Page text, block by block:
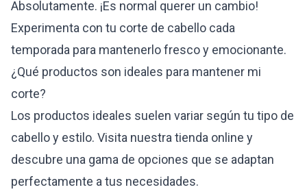
Absolutamente. ¡Es normal querer un cambio!
Experimenta con tu corte de cabello cada
temporada para mantenerlo fresco y emocionante.
¿Qué productos son ideales para mantener mi
corte?
Los productos ideales suelen variar según tu tipo de
cabello y estilo. Visita nuestra tienda online y
descubre una gama de opciones que se adaptan
perfectamente a tus necesidades.